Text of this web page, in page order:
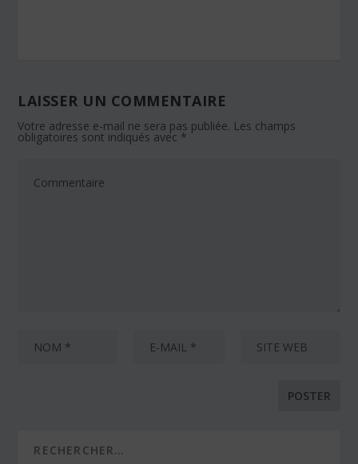
LAISSER UN COMMENTAIRE
Votre adresse e-mail ne sera pas publiée. Les champs
obligatoires sont indiqués avec *